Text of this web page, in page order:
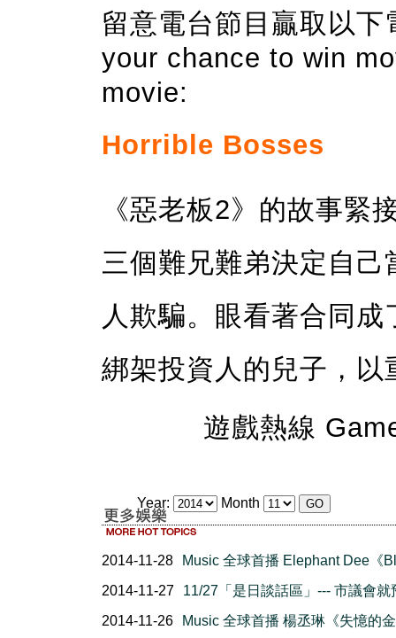
留意電台節目贏取以
your chance to win
movie:
Horrible Bosses
《惡老板2》的故事
三個難兄難弟決定自
人欺騙。眼看著合同
綁架投資人的兒子，
遊戲熱線
Year: Month
2014-11-28
Music 全球首播 Elephant Dee《
2014-11-27
11/27「是日談話區」--- 市議會就
2014-11-26
Music 全球首播 楊丞琳《失憶的